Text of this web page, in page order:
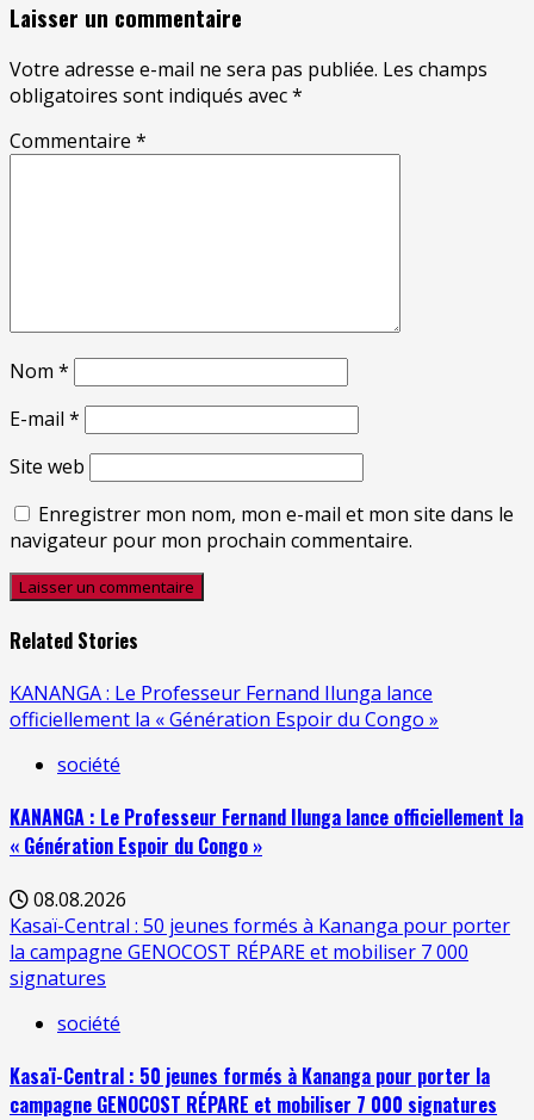
Laisser un commentaire
Votre adresse e-mail ne sera pas publiée. Les champs
obligatoires sont indiqués avec*
Commentaire *
Nom *
E-mail *
Site web
Enregistrer mon nom, mon e-mail et mon site dans le
navigateur pour mon prochain commentaire.
Related Stories
KANANGA : Le Professeur Fernand Ilunga lance
officiellement la « Génération Espoir du Congo »
société
KANANGA : Le Professeur Fernand Ilunga lance officiellement la
« Génération Espoir du Congo »
08.08.2026
Kasaï-Central : 50 jeunes formés à Kananga pour porter
la campagne GENOCOST RÉPARE et mobiliser 7 000
signatures
société
Kasaï-Central : 50 jeunes formés à Kananga pour porter la
campagne GENOCOST RÉPARE et mobiliser 7 000 signatures